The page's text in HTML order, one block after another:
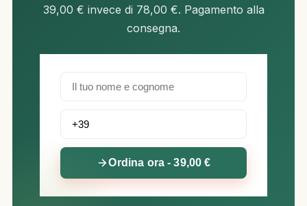
39,00 € invece di 78,00 €. Pagamento alla
consegna.
Ordina ora - 39,00 €